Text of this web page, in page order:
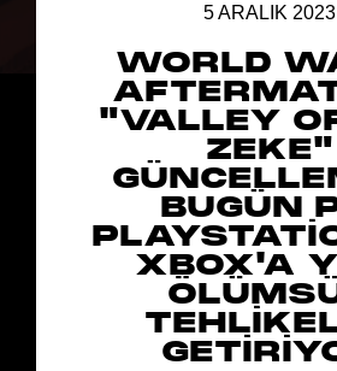
5 ARALIK 2023
WORLD
"VALLEY
ZEKE"
BUGÜN
XBOX'A